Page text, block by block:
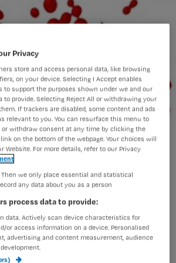
bloedingen bij nieuwe bloedverdunners
Privacy
store and access personal data, like browsing
on your device. Selecting I Accept enables
to support the purposes shown under we and our
to provide. Selecting Reject All or withdrawing your
If trackers are disabled, some content and ads
relevant to you. You can resurface this menu to
or withdraw consent at any time by clicking the
on the bottom of the webpage. Your choices will
Website. For more details, refer to our Privacy
we only place essential and statistical
any data about you as a person
process data to provide:
data. Actively scan device characteristics for
or access information on a device. Personalised
advertising and content measurement, audience